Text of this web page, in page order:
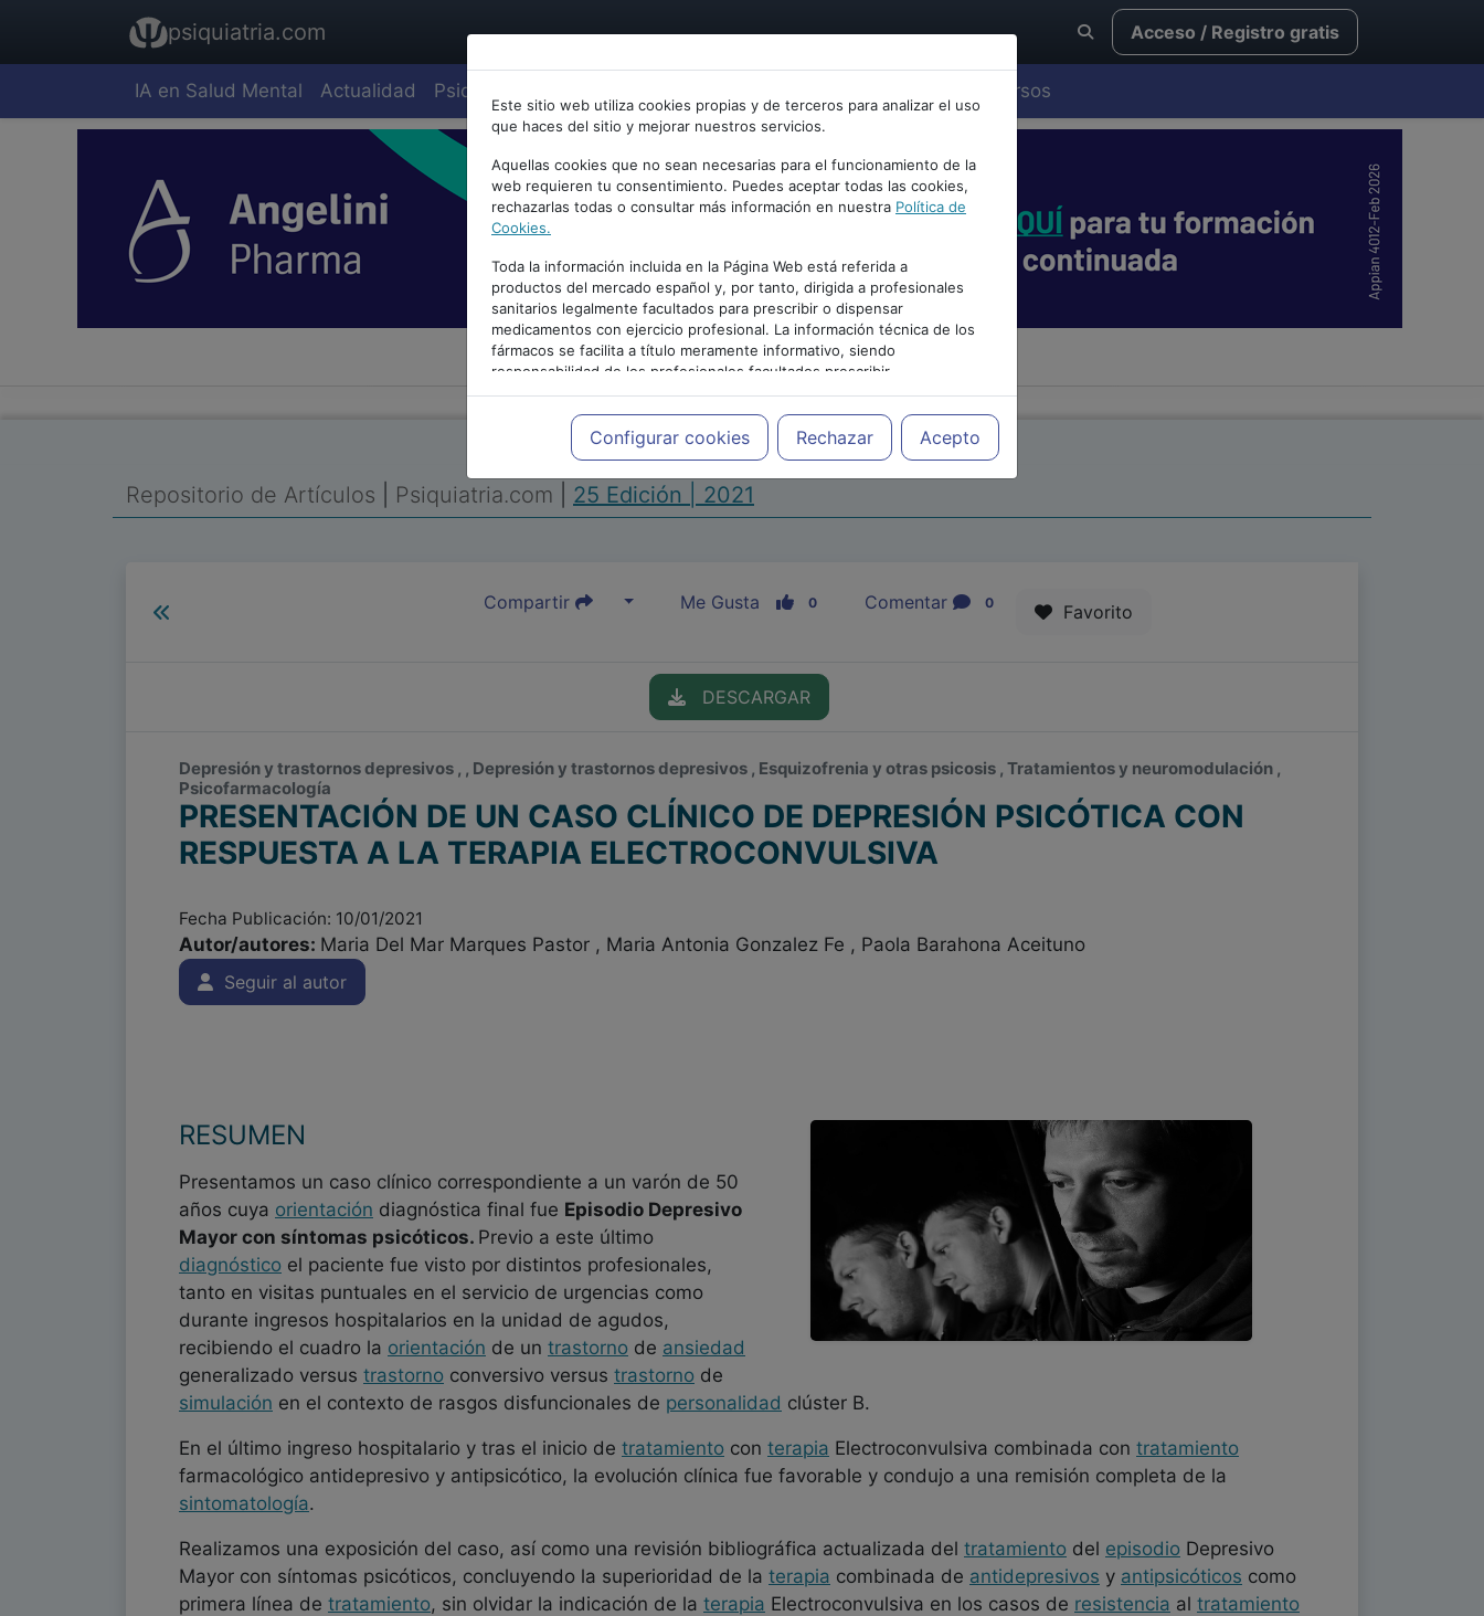
psiquiatria.com Acceso / Registro gratis
IA en Salud Mental Actualidad Psiquiatría Cursos
Este sitio web utiliza cookies propias y de terceros para analizar el uso
que haces del sitio y mejorar nuestros servicios.
Aquellas cookies que no sean necesarias para el funcionamiento de la
web requieren tu consentimiento. Puedes aceptar todas las cookies,
rechazarlas todas o consultar más información en nuestra Política de
Cookies.
Toda la información incluida en la Página Web está referida a
productos del mercado español y, por tanto, dirigida a profesionales
sanitarios legalmente facultados para prescribir o dispensar
medicamentos con ejercicio profesional. La información técnica de los
fármacos se facilita a título meramente informativo, siendo
responsabilidad de los profesionales facultados prescribir
medicamentos y decidir, en cada caso concreto, el tratamiento más
adecuado a las necesidades del paciente.
Configurar cookies Rechazar Acepto
PUBLICIDAD
Repositorio de Artículos Psiquiatria.com 25 Edición | 2021
Compartir Me Gusta 0 Comentar 0 Favorito
DESCARGAR
Depresión y trastornos depresivos , , Depresión y trastornos depresivos , Esquizofrenia y otras psicosis , Tratamientos y neuromodulación ,
Psicofarmacología
PRESENTACIÓN DE UN CASO CLÍNICO DE DEPRESIÓN PSICÓTICA CON
RESPUESTA A LA TERAPIA ELECTROCONVULSIVA
Fecha Publicación: 10/01/2021
Autor/autores: Maria Del Mar Marques Pastor , Maria Antonia Gonzalez Fe , Paola Barahona Aceituno
Seguir al autor
RESUMEN
Presentamos un caso clínico correspondiente a un varón de 50
años cuya orientación diagnóstica final fue Episodio Depresivo
Mayor con síntomas psicóticos. Previo a este último
diagnóstico el paciente fue visto por distintos profesionales,
tanto en visitas puntuales en el servicio de urgencias como
durante ingresos hospitalarios en la unidad de agudos,
recibiendo el cuadro la orientación de un trastorno de ansiedad
generalizado versus trastorno conversivo versus trastorno de
simulación en el contexto de rasgos disfuncionales de personalidad clúster B.
En el último ingreso hospitalario y tras el inicio de tratamiento con terapia Electroconvulsiva combinada con tratamiento
farmacológico antidepresivo y antipsicótico, la evolución clínica fue favorable y condujo a una remisión completa de la
sintomatología.
Realizamos una exposición del caso, así como una revisión bibliográfica actualizada del tratamiento del episodio Depresivo
Mayor con síntomas psicóticos, concluyendo la superioridad de la terapia combinada de antidepresivos y antipsicóticos como
primera línea de tratamiento, sin olvidar la indicación de la terapia Electroconvulsiva en los casos de resistencia al tratamiento